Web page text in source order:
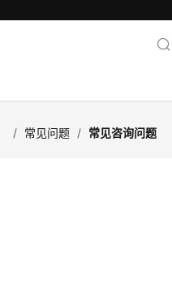
/ 常见问题 / 常见咨询问题